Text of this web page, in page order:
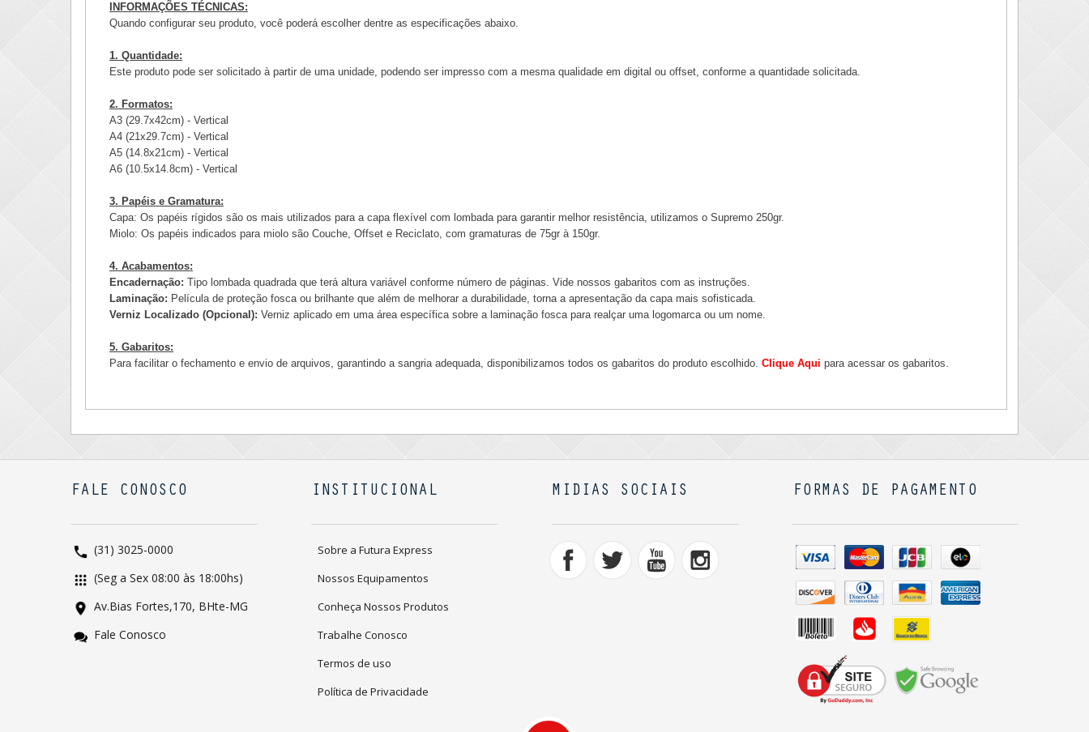
INFORMAÇÕES TÉCNICAS:
Quando configurar seu produto, você poderá escolher dentre as especificações abaixo.
1. Quantidade:
Este produto pode ser solicitado à partir de uma unidade, podendo ser impresso com a mesma qualidade em digital ou offset, conforme a quantidade solicitada.
2. Formatos:
A3 (29.7x42cm) - Vertical
A4 (21x29.7cm) - Vertical
A5 (14.8x21cm) - Vertical
A6 (10.5x14.8cm) - Vertical
3. Papéis e Gramatura:
Capa: Os papéis rígidos são os mais utilizados para a capa flexível com lombada para garantir melhor resistência, utilizamos o Supremo 250gr.
Miolo: Os papéis indicados para miolo são Couche, Offset e Reciclato, com gramaturas de 75gr à 150gr.
4. Acabamentos:
Encadernação: Tipo lombada quadrada que terá altura variável conforme número de páginas. Vide nossos gabaritos com as instruções.
Laminação: Película de proteção fosca ou brilhante que além de melhorar a durabilidade, torna a apresentação da capa mais sofisticada.
Verniz Localizado (Opcional): Verniz aplicado em uma área específica sobre a laminação fosca para realçar uma logomarca ou um nome.
5. Gabaritos:
Para facilitar o fechamento e envio de arquivos, garantindo a sangria adequada, disponibilizamos todos os gabaritos do produto escolhido. Clique Aqui para acessar os gabaritos.
FALE CONOSCO
(31) 3025-0000
(Seg a Sex 08:00 às 18:00hs)
Av.Bias Fortes,170, BHte-MG
Fale Conosco
INSTITUCIONAL
Sobre a Futura Express
Nossos Equipamentos
Conheça Nossos Produtos
Trabalhe Conosco
Termos de uso
Política de Privacidade
MIDIAS SOCIAIS FORMAS DE PAGAMENTO